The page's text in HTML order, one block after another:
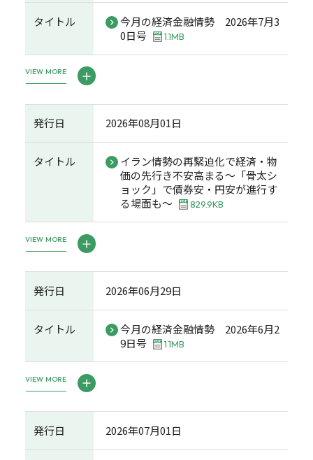
タイトル
今月の経済金融情勢 2026年7月3
0日号
1.1MB
VIEW MORE
発行日 2026年08月01日
タイトル
イラン情勢の再緊迫化で経済・物
価の先行き不安高まる～「骨太シ
ョック」で債券安・円安が進行す
る場面も～
829.9KB
VIEW MORE
発行日 2026年06月29日
タイトル
今月の経済金融情勢 2026年6月2
9日号
1.1MB
VIEW MORE
発行日 2026年07月01日